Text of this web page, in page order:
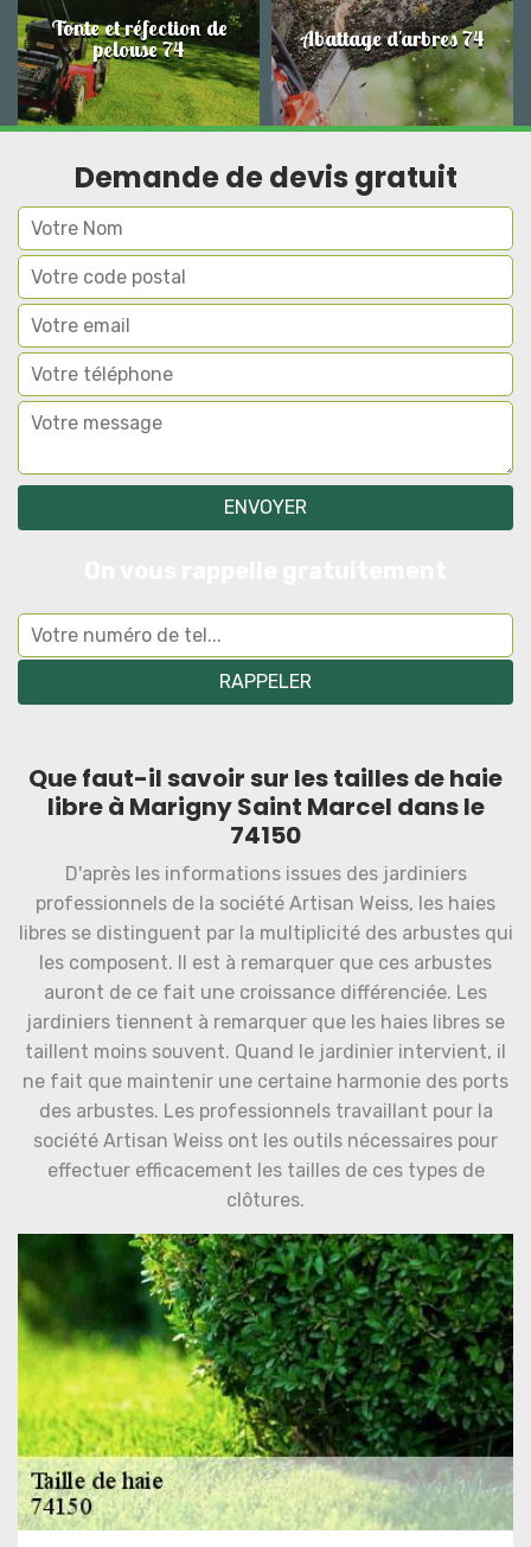
Tonte et réfection de
pelouse 74 Abattage d'arbres 74
Demande de devis gratuit
Que faut-il savoir sur les tailles de haie
libre à Marigny Saint Marcel dans le
74150
D'après les informations issues des jardiniers
professionnels de la société Artisan Weiss, les haies
libres se distinguent par la multiplicité des arbustes qui
les composent. Il est à remarquer que ces arbustes
auront de ce fait une croissance différenciée. Les
jardiniers tiennent à remarquer que les haies libres se
taillent moins souvent. Quand le jardinier intervient, il
ne fait que maintenir une certaine harmonie des ports
des arbustes. Les professionnels travaillant pour la
société Artisan Weiss ont les outils nécessaires pour
effectuer efficacement les tailles de ces types de
clôtures.